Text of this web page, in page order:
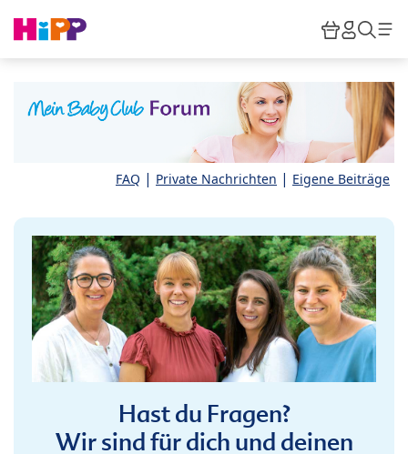
HiPP
FAQ | Private Nachrichten | Eigene Beiträge
Hast du Fragen?
Wir sind für dich und deinen